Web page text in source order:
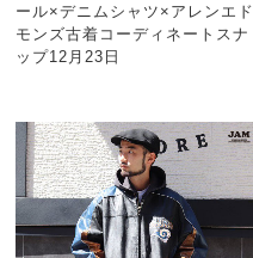
ール×デニムシャツ×アレンエド
モンズ古着コーディネートスナ
ップ12月23日